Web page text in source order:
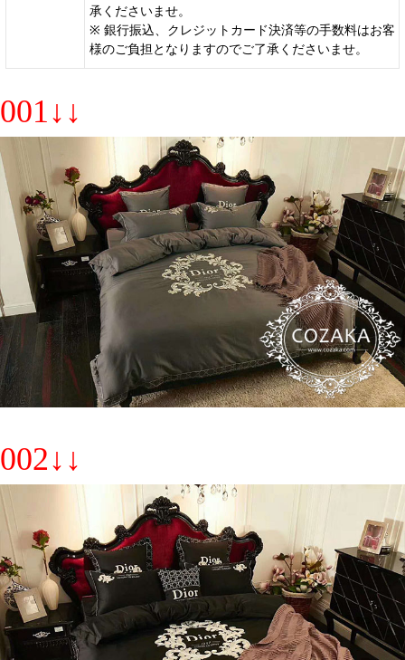
承くださいませ。
※ 銀行振込、クレジットカード決済等の手数料はお客
様のご負担となりますのでご了承くださいませ。
001↓↓
002↓↓